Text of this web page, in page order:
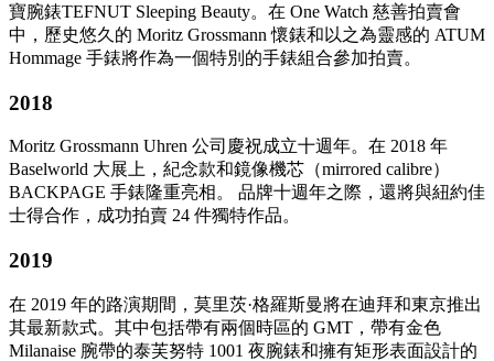
寶腕錶TEFNUT Sleeping Beauty。在 One Watch 慈善拍賣會
中，歷史悠久的 Moritz Grossmann 懷錶和以之為靈感的 ATUM
Hommage 手錶將作為一個特別的手錶組合參加拍賣。
2018
Moritz Grossmann Uhren 公司慶祝成立十週年。在 2018 年
Baselworld 大展上，紀念款和鏡像機芯（mirrored calibre）
BACKPAGE 手錶隆重亮相。 品牌十週年之際，還將與紐約佳
士得合作，成功拍賣 24 件獨特作品。
2019
在 2019 年的路演期間，莫里茨·格羅斯曼將在迪拜和東京推出
其最新款式。其中包括帶有兩個時區的 GMT，帶有金色
Milanaise 腕帶的泰芙努特 1001 夜腕錶和擁有矩形表面設計的